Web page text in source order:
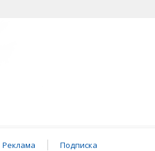
Реклама
Подписка